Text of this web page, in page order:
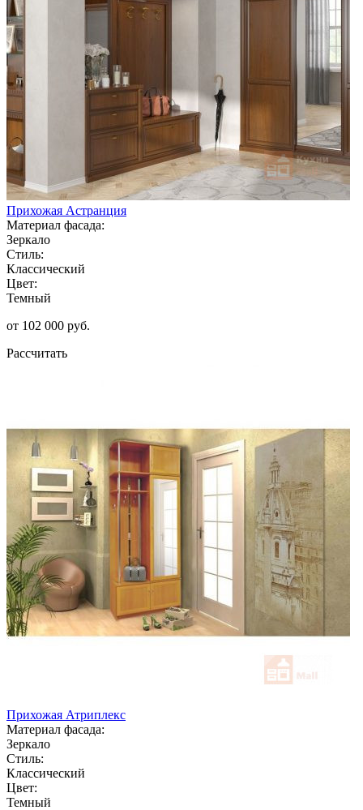
Прихожая Астранция
Материал фасада:
Зеркало
Стиль:
Классический
Цвет:
Темный
от 102 000 руб.
Рассчитать
Прихожая Атриплекс
Материал фасада:
Зеркало
Стиль:
Классический
Цвет:
Темный